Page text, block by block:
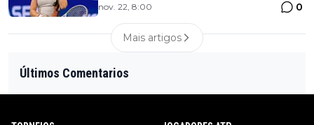
nov. 22, 8:00 0
Mais artigos
Últimos Comentarios